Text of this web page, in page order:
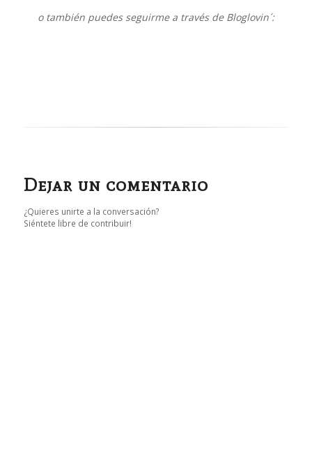
o también puedes seguirme a través de Bloglovin´:
Dejar un comentario
¿Quieres unirte a la conversación?
Siéntete libre de contribuir!